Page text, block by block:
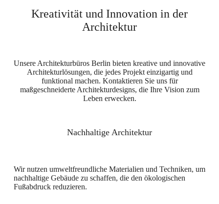
Kreativität und Innovation in der
Architektur
Unsere Architekturbüros Berlin bieten kreative und innovative
Architekturlösungen, die jedes Projekt einzigartig und
funktional machen. Kontaktieren Sie uns für
maßgeschneiderte Architekturdesigns, die Ihre Vision zum
Leben erwecken.
Nachhaltige Architektur
Wir nutzen umweltfreundliche Materialien und Techniken, um
nachhaltige Gebäude zu schaffen, die den ökologischen
Fußabdruck reduzieren.